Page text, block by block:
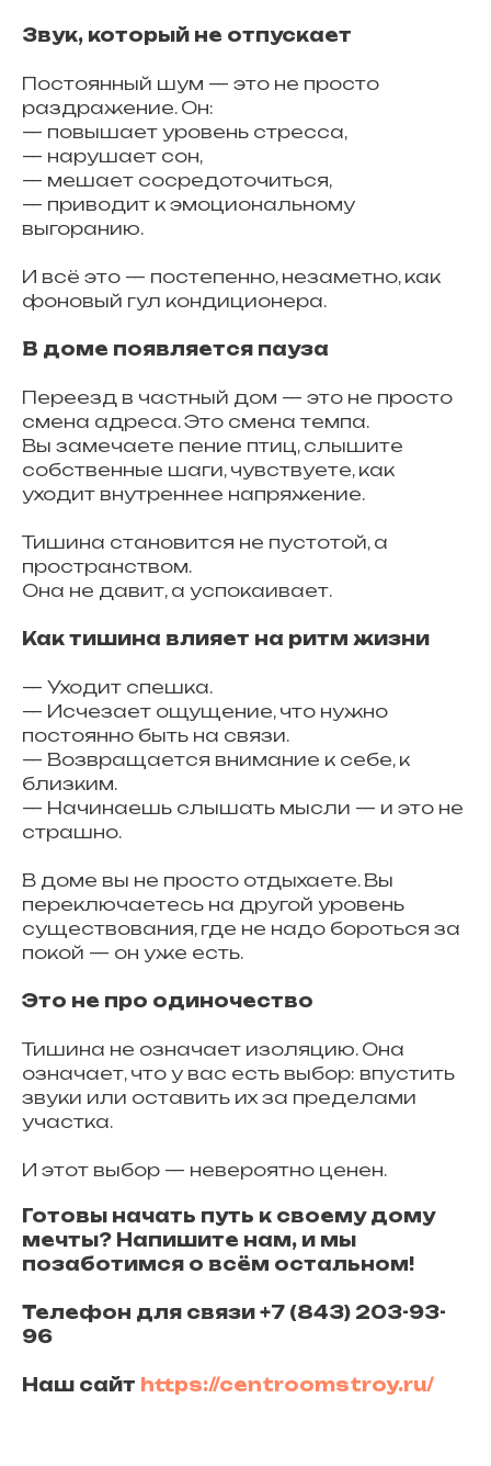
Звук, который не отпускает
Постоянный шум — это не просто
раздражение. Он:
— повышает уровень стресса,
— нарушает сон,
— мешает сосредоточиться,
— приводит к эмоциональному
выгоранию.
И всё это — постепенно, незаметно, как
фоновый гул кондиционера.
В доме появляется пауза
Переезд в частный дом — это не просто
смена адреса. Это смена темпа.
Вы замечаете пение птиц, слышите
собственные шаги, чувствуете, как
уходит внутреннее напряжение.
Тишина становится не пустотой, а
пространством.
Она не давит, а успокаивает.
Как тишина влияет на ритм жизни
— Уходит спешка.
— Исчезает ощущение, что нужно
постоянно быть на связи.
— Возвращается внимание к себе, к
близким.
— Начинаешь слышать мысли — и это не
страшно.
В доме вы не просто отдыхаете. Вы
переключаетесь на другой уровень
существования, где не надо бороться за
покой — он уже есть.
Это не про одиночество
Тишина не означает изоляцию. Она
означает, что у вас есть выбор: впустить
звуки или оставить их за пределами
участка.
И этот выбор — невероятно ценен.
Готовы начать путь к своему дому
мечты? Напишите нам, и мы
позаботимся о всём остальном!
Телефон для связи +7 (843) 203-93-
96
Наш сайт https://centroomstroy.ru/